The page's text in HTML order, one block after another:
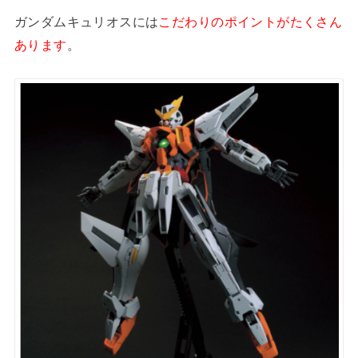
ガンダムキュリオスにはこだわりのポイントがたくさん
あります 。